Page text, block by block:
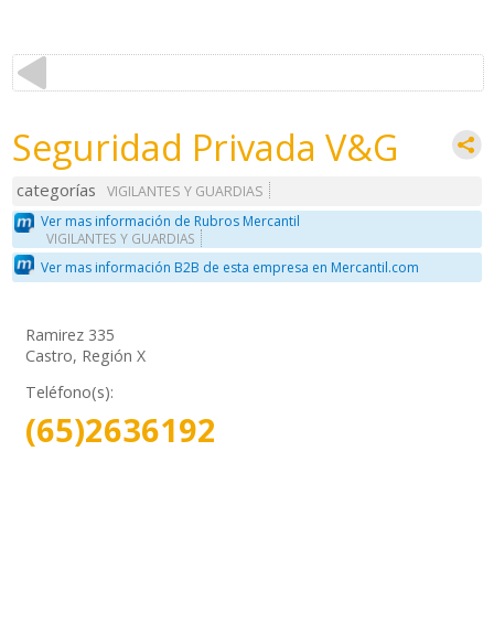
Seguridad Privada V&G
categorías
VIGILANTES Y GUARDIAS
Ver mas información de Rubros Mercantil
VIGILANTES Y GUARDIAS
Ver mas información B2B de esta empresa en Mercantil.com
Ramirez 335
Castro, Región X
Teléfono(s):
(65)2636192